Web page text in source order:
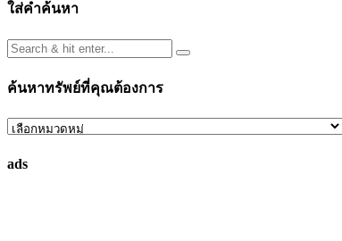
ใส่คำค้นหา
ค้นหาทรัพย์ที่คุณต้องการ
ค้นหา
ที่
ads